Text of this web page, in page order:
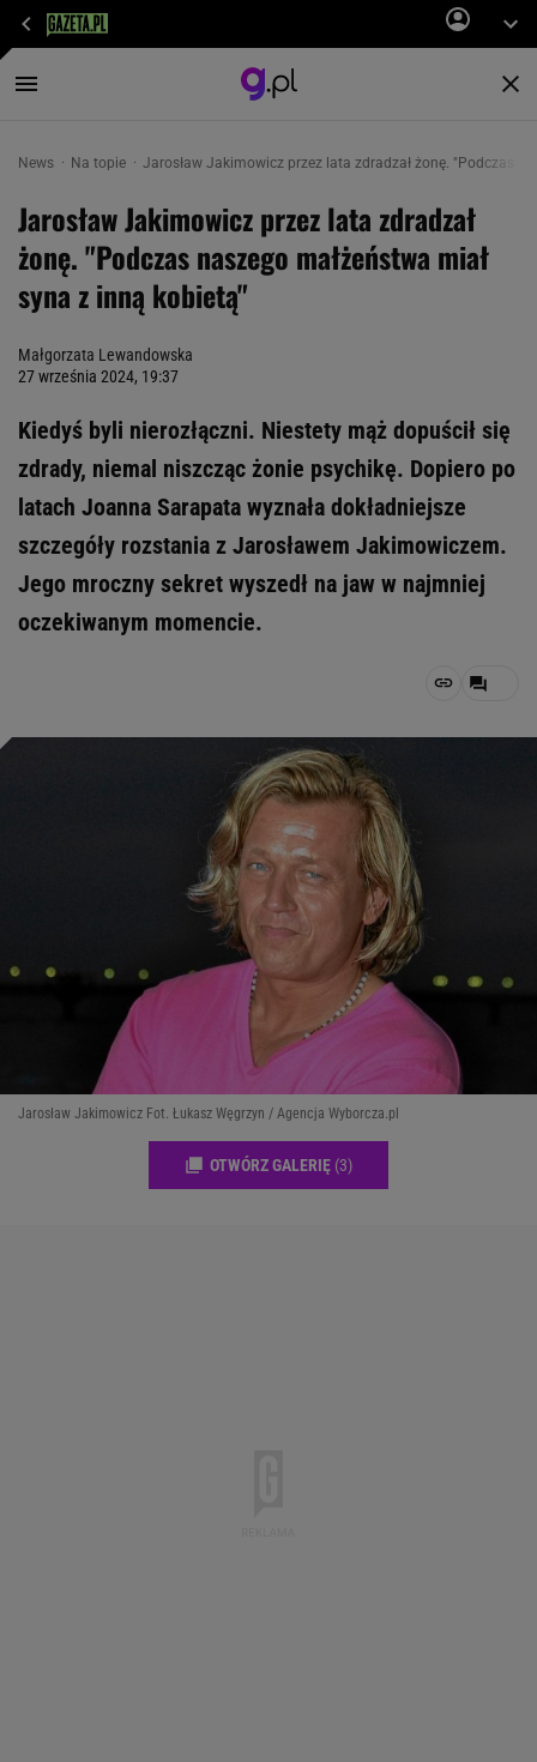
News Na topie Jarosław Jakimowicz przez lata zdradzał żonę. "Podczas
Jarosław Jakimowicz przez lata zdradzał
żonę. "Podczas naszego małżeństwa miał
syna z inną kobietą"
Małgorzata Lewandowska
27 września 2024, 19:37
Kiedyś byli nierozłączni. Niestety mąż dopuścił się
zdrady, niemal niszcząc żonie psychikę. Dopiero po
latach Joanna Sarapata wyznała dokładniejsze
szczegóły rozstania z Jarosławem Jakimowiczem.
Jego mroczny sekret wyszedł na jaw w najmniej
oczekiwanym momencie.
Jarosław Jakimowicz Fot. Łukasz Węgrzyn / Agencja Wyborcza.pl
OTWÓRZ GALERIĘ (3)